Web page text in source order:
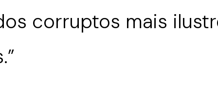
corruptos mais